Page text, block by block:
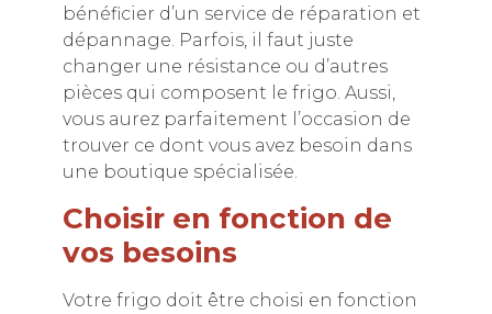
bénéficier d’un service de réparation et
dépannage. Parfois, il faut juste
changer une résistance ou d’autres
pièces qui composent le frigo. Aussi,
vous aurez parfaitement l’occasion de
trouver ce dont vous avez besoin dans
une boutique spécialisée.
Choisir en fonction de
vos besoins
Votre frigo doit être choisi en fonction